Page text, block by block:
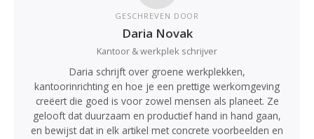
GESCHREVEN DOOR
Daria Novak
Kantoor & werkplek schrijver
Daria schrijft over groene werkplekken,
kantoorinrichting en hoe je een prettige werkomgeving
creëert die goed is voor zowel mensen als planeet. Ze
gelooft dat duurzaam en productief hand in hand gaan,
en bewijst dat in elk artikel met concrete voorbeelden en